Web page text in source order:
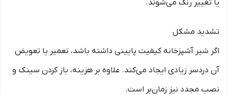
یا تغییر رنگ می‌شوند.
تشدید مشکل
اگر شیر آشپزخانه کیفیت پایینی داشته باشد، تعمیر یا تعویض
آن دردسر زیادی ایجاد می‌کند. علاوه بر هزینه، باز کردن سینک و
نصب مجدد نیز زمان‌بر است.